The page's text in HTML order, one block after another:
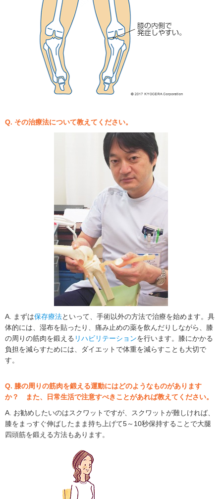
Q. その治療法について教えてください。
A. まずは保存療法といって、手術以外の方法で治療を始めます。具
体的には、湿布を貼ったり、痛み止めの薬を飲んだりしながら、膝
の周りの筋肉を鍛える リハビリテーションを行います。膝にかかる
負担を減らすためには、ダイエットで体重を減らすことも大切で
す。
Q. 膝の周りの筋肉を鍛える運動にはどのようなものがあります
か？ また、日常生活で注意すべきことがあれば教えてください。
A. お勧めしたいのはスクワットですが、スクワットが難しければ、
膝をまっすぐ伸ばしたまま持ち上げて5～10秒保持することで大腿
四頭筋を鍛える方法もあります。